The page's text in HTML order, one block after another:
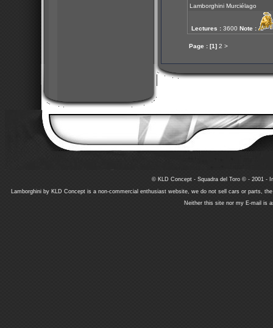
Lamborghini Murciélago
Lectures : 3600 Note :
Page : [1] 2 >
© KLD Concept - Squadra del Toro © - 2001 -
Lamborghini by KLD Concept is a non-commercial enthusiast website, we do not sell cars or parts,
Neither this site nor my E-mail is